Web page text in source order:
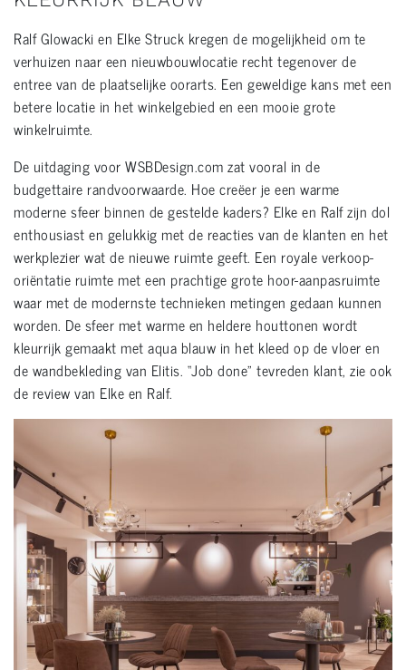
Ralf Glowacki en Elke Struck kregen de mogelijkheid om te
verhuizen naar een nieuwbouwlocatie recht tegenover de
entree van de plaatselijke oorarts. Een geweldige kans met een
betere locatie in het winkelgebied en een mooie grote
winkelruimte.
De uitdaging voor WSBDesign.com zat vooral in de
budgettaire randvoorwaarde. Hoe creëer je een warme
moderne sfeer binnen de gestelde kaders? Elke en Ralf zijn dol
enthousiast en gelukkig met de reacties van de klanten en het
werkplezier wat de nieuwe ruimte geeft. Een royale verkoop-
oriëntatie ruimte met een prachtige grote hoor-aanpasruimte
waar met de modernste technieken metingen gedaan kunnen
worden. De sfeer met warme en heldere houttonen wordt
kleurrijk gemaakt met aqua blauw in het kleed op de vloer en
de wandbekleding van Elitis. “Job done” tevreden klant, zie ook
de review van Elke en Ralf.